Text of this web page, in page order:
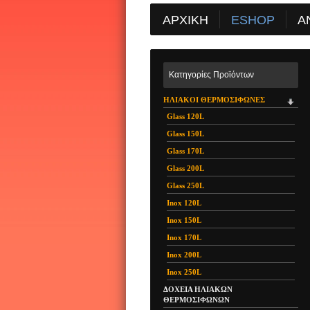
ΑΡΧΙΚΗ ESHOP
Όλες οι
Όλοι οι
Αναζήτηση
Κατηγορίες Προϊόντων
ΗΛΙΑΚΟΙ ΘΕΡΜΟΣΙΦΩΝΕΣ
Glass 120L
Glass 150L
Glass 170L
Glass 200L
Glass 250L
Inox 120L
Inox 150L
Inox 170L
Inox 200L
Inox 250L
ΔΟΧΕΙΑ ΗΛΙΑΚΩΝ
ΘΕΡΜΟΣΙΦΩΝΩΝ